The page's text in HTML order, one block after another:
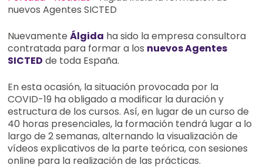
nuevos Agentes SICTED
NuevamenteÁlgida ha sido la empresa consultora
contratada para formar a los nuevos Agentes
SICTED de toda España.
En esta ocasión, la situación provocada por la
COVID-19 ha obligado a modificar la duración y
estructura de los cursos. Así, en lugar de un curso de
40 horas presenciales, la formación tendrá lugar a lo
largo de 2 semanas, alternando la visualización de
vídeos explicativos de la parte teórica, con sesiones
online para la realización de las prácticas.